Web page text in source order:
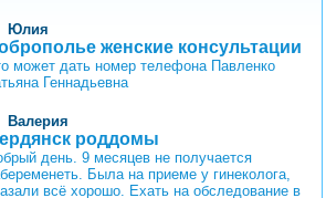
Юлия
женские консультации
может дать номер телефона Павленко
Геннадьевна
Валерия
роддомы
день. 9 месяцев не получается
Была на приеме у гинеколога,
всё хорошо. Ехать на обследование в